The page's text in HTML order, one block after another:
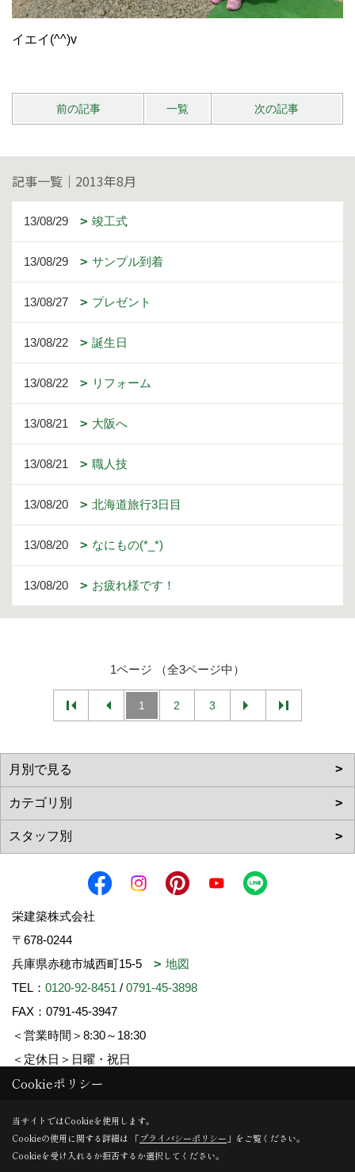
イエイ(^^)v
前の記事 一覧 次の記事
記事一覧｜2013年8月
13/08/29 竣工式
13/08/29 サンプル到着
13/08/27 プレゼント
13/08/22 誕生日
13/08/22 リフォーム
13/08/21 大阪へ
13/08/21 職人技
13/08/20 北海道旅行3日目
13/08/20 なにもの(*_*)
13/08/20 お疲れ様です！
1ページ （全3ページ中）
1 2 3
栄建築株式会社
〒678-0244
兵庫県赤穂市城西町15-5
地図
TEL： 0120-92-8451 / 0791-45-3898
FAX：0791-45-3947
＜営業時間＞8:30～18:30
＜定休日＞日曜・祝日
Copyright (c) SAKAE-KENCHIKU. All Rights Reserved.
Produced byゴデスクリエイト
Cookieポリシー
当サイトではCookieを使用します。
Cookieの使用に関する詳細は 「プライバシーポリシー 」をご覧ください。
Cookieを受け入れるか拒否するか選択してください。